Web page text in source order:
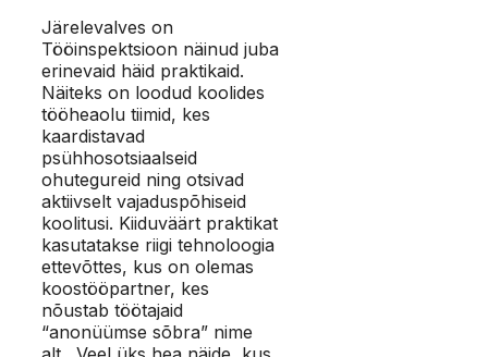
Järelevalves on
Tööinspektsioon näinud juba
erinevaid häid praktikaid.
Näiteks on loodud koolides
tööheaolu tiimid, kes
kaardistavad
psühhosotsiaalseid
ohutegureid ning otsivad
aktiivselt vajaduspõhiseid
koolitusi. Kiiduväärt praktikat
kasutatakse riigi tehnoloogia
ettevõttes, kus on olemas
koostööpartner, kes
nõustab töötajaid
“anonüümse sõbra” nime